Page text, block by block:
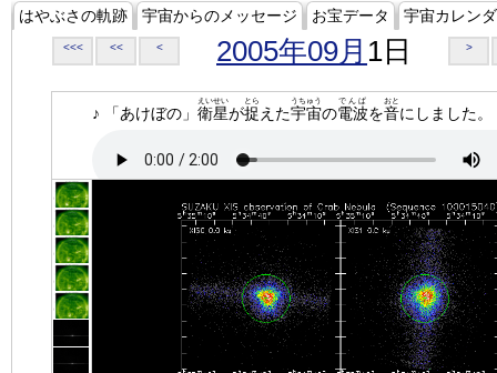
はやぶさの軌跡 宇宙からのメッセージ お宝データ 宇宙カレン
<<< << < 2005年09月 1日 >
♪ 「あけぼの」 衛星
えいせい
が捉
とら
えた宇宙
うちゅう
の電波
でんぱ
を音
おと
にしました。